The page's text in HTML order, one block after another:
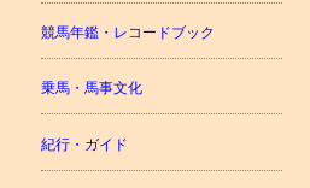
競馬年鑑・レコードブック
乗馬・馬事文化
紀行・ガイド